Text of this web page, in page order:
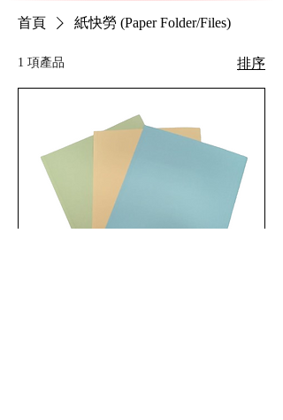
首頁 紙快勞 (Paper Folder/Files)
1 項產品 排序